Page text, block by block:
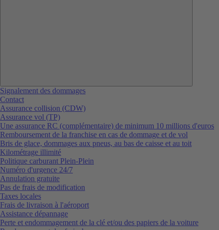
Signalement des dommages
Contact
Assurance collision (CDW)
Assurance vol (TP)
Une assurance RC (complémentaire) de minimum 10 millions d'euros
Remboursement de la franchise en cas de dommage et de vol
Bris de glace, dommages aux pneus, au bas de caisse et au toit
Kilométrage illimité
Politique carburant Plein-Plein
Numéro d'urgence 24/7
Annulation gratuite
Pas de frais de modification
Taxes locales
Frais de livraison à l'aéroport
Assistance dépannage
Perte et endommagement de la clé et/ou des papiers de la voiture